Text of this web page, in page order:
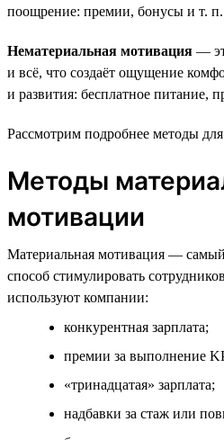
поощрение: премии, бонусы и т. п.
Нематериальная мотивация —
и всё, что создаёт ощущение
и развития: бесплатное
Рассмотрим подробнее методы
Методы
мотивации
Материальная мотивация —
способ стимулировать
используют компании:
конкурентная зарплата;
премии за выполнение
«тринадцатая» зарплата;
надбавки за стаж или